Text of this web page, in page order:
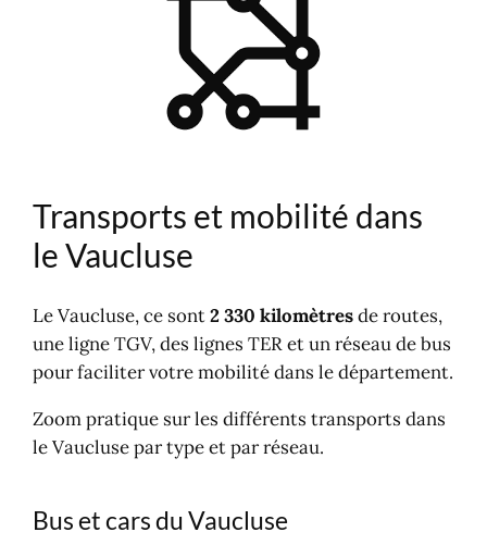
Bus et cars du Vaucluse
Bus grandes lignes
Trains : TER ZOU, lignes SNCF
Axes routiers et Trafic
Marche et Randonnée
Aéroport, aérodrome
Transports et mobilité dans
le Vaucluse
Le Vaucluse, ce sont2 330 kilomètresde routes,
une ligne TGV, des lignes TER et un réseau de bus
pour faciliter votre mobilité dans le département.
Zoom pratique sur les différents transports dans
le Vaucluse par type et par réseau.
Bus et cars du Vaucluse